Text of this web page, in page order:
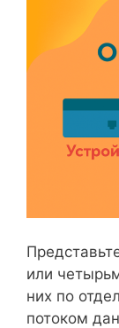
или
них по
потоком